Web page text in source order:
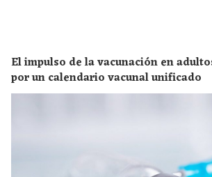
El impulso de la vacunación en
por un calendario vacunal unificado